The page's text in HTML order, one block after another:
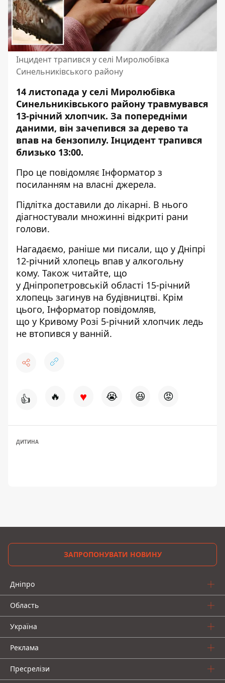
Інцидент трапився у селі Миролюбівка
Синельниківського району
14 листопада у селі Миролюбівка
Синельниківського району травмувався
13-річний хлопчик. За попередніми
даними, він зачепився за дерево та
впав на бензопилу. Інцидент трапився
близько 13:00.
Про це повідомляє Інформатор з
посиланням на власні джерела.
Підлітка доставили до лікарні. В нього
діагностували множинні відкриті рани
голови.
Нагадаємо, раніше ми писали, що у Дніпрі
12-річний хлопець впав у алкогольну
кому. Також читайте, що
у Дніпропетровській області 15-річний
хлопець загинув на будівництві. Крім
цього, Інформатор повідомляв,
що у Кривому Розі 5-річний хлопчик ледь
не втопився у ванній.
👍 🔥 ♥ 😭 😆 😡
ДИТИНА
ЗАПРОПОНУВАТИ НОВИНУ
Дніпро
Область
Україна
Реклама
Пресрелізи